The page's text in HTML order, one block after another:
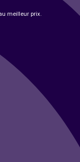
meilleur prix.